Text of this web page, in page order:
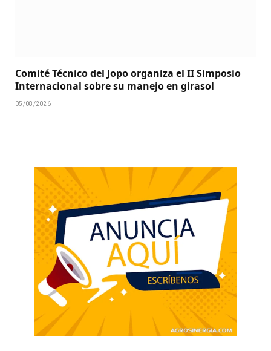
Comité Técnico del Jopo organiza el II Simposio
Internacional sobre su manejo en girasol
05/08/2026